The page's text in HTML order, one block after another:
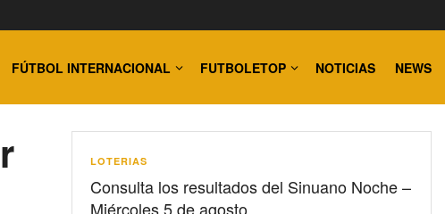
FÚTBOL INTERNACIONAL FUTBOLETOP NOTICIAS NEWS
LOTERIAS
Consulta los resultados del Sinuano Noche –
Miércoles 5 de agosto